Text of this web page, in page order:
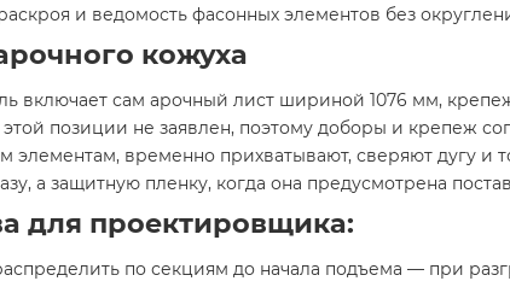
и ведомость фасонных элементов без
кожуха
включает сам арочный лист шириной 1076 мм,
позиции не заявлен, поэтому доборы и крепеж
элементам, временно прихватывают, сверяют дугу и
а защитную пленку, когда она предусмотрена
для проектировщика:
по секциям до начала подъема — при